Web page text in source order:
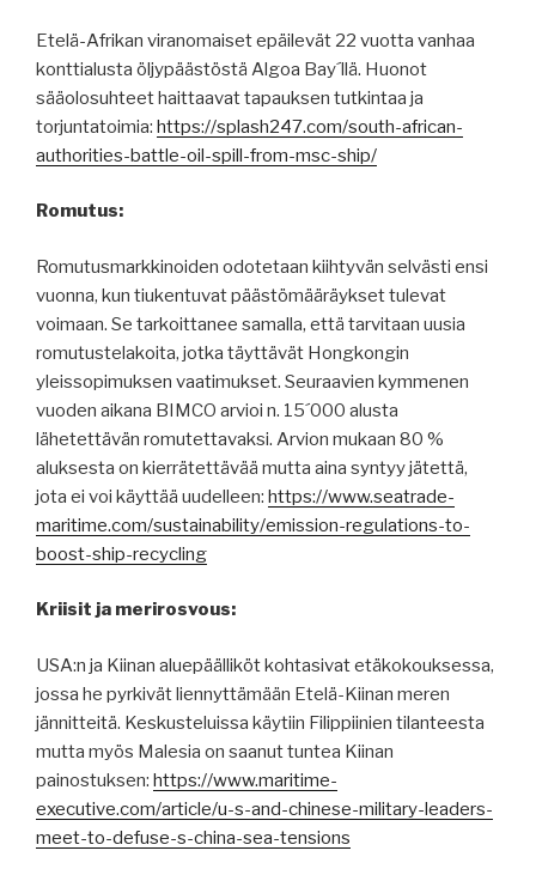
Etelä-Afrikan viranomaiset epäilevät 22 vuotta vanhaa
konttialusta öljypäästöstä Algoa Bay´llä. Huonot
sääolosuhteet haittaavat tapauksen tutkintaa ja
torjuntatoimia: https://splash247.com/south-african-
authorities-battle-oil-spill-from-msc-ship/
Romutus:
Romutusmarkkinoiden odotetaan kiihtyvän selvästi ensi
vuonna, kun tiukentuvat päästömääräykset tulevat
voimaan. Se tarkoittanee samalla, että tarvitaan uusia
romutustelakoita, jotka täyttävät Hongkongin
yleissopimuksen vaatimukset. Seuraavien kymmenen
vuoden aikana BIMCO arvioi n. 15´000 alusta
lähetettävän romutettavaksi. Arvion mukaan 80 %
aluksesta on kierrätettävää mutta aina syntyy jätettä,
jota ei voi käyttää uudelleen: https://www.seatrade-
maritime.com/sustainability/emission-regulations-to-
boost-ship-recycling
Kriisit ja merirosvous:
USA:n ja Kiinan aluepäälliköt kohtasivat etäkokouksessa,
jossa he pyrkivät liennyttämään Etelä-Kiinan meren
jännitteitä. Keskusteluissa käytiin Filippiinien tilanteesta
mutta myös Malesia on saanut tuntea Kiinan
painostuksen: https://www.maritime-
executive.com/article/u-s-and-chinese-military-leaders-
meet-to-defuse-s-china-sea-tensions